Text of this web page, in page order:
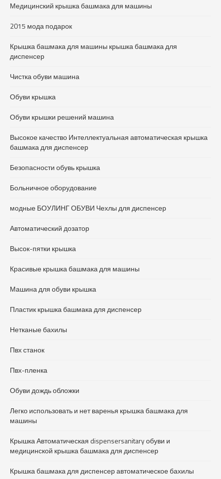
Медицинский крышка башмака для машины
2015 мода подарок
Крышка башмака для машины крышка башмака для
диспенсер
Чистка обуви машина
Обуви крышка
Обуви крышки решений машина
Высокое качество Интеллектуальная автоматическая крышка
башмака для диспенсер
Безопасности обувь крышка
Больничное оборудование
модные БОУЛИНГ ОБУВИ Чехлы для диспенсер
Автоматический дозатор
Высок-пятки крышка
Красивые крышка башмака для машины
Машина для обуви крышка
Пластик крышка башмака для диспенсер
Нетканые бахилы
Пвх станок
Пвх-пленка
Обуви дождь обложки
Легко использовать и нет варенья крышка башмака для
машины
Крышка Автоматическая dispensersanitary обуви и
медицинской крышка башмака для диспенсер
Крышка башмака для диспенсер автоматическое бахилы